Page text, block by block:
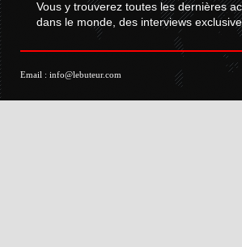
Vous y trouverez toutes les dernières
dans le monde, des interviews
Email : info@lebuteur.com